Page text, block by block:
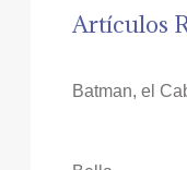
Artículos
Batman, el